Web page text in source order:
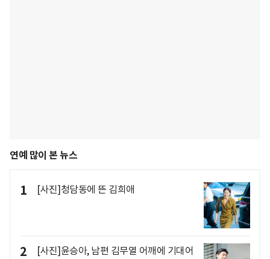
연예 많이 본 뉴스
1 [사진]청담동에 뜬 김희애
2 [사진]윤승아, 남편 김무열 어깨에 기대어